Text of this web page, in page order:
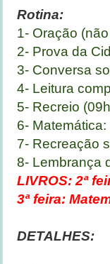
Rotina:
1- Oração
2- Prova da
3- Conversa
4- Leitura
5- Recreio
6-
7- Recreação
8- Lembrança
LIVROS: 2ª
3ª feira:
DETALHES: